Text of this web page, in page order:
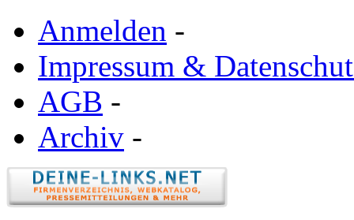
Anmelden -
Impressum &
AGB -
Archiv -